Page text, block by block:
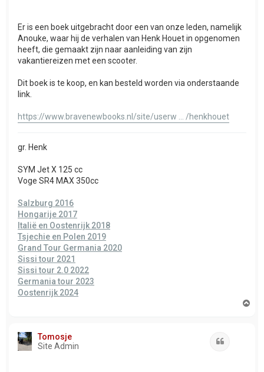
Er is een boek uitgebracht door een van onze leden, namelijk
Anouke, waar hij de verhalen van Henk Houet in opgenomen
heeft, die gemaakt zijn naar aanleiding van zijn
vakantiereizen met een scooter.
Dit boek is te koop, en kan besteld worden via onderstaande
link.
https://www.bravenewbooks.nl/site/userw ... /henkhouet
gr. Henk
SYM Jet X 125 cc
Voge SR4 MAX 350cc
Salzburg 2016
Hongarije 2017
Italië en Oostenrijk 2018
Tsjechie en Polen 2019
Grand Tour Germania 2020
Sissi tour 2021
Sissi tour 2.0 2022
Germania tour 2023
Oostenrijk 2024
Tomosje
Site Admin